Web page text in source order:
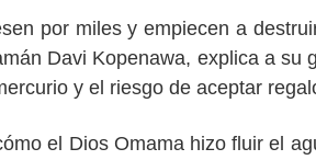
por miles y empiecen a
Davi Kopenawa, explica a su
y el riesgo de aceptar
el Dios Omama hizo fluir el